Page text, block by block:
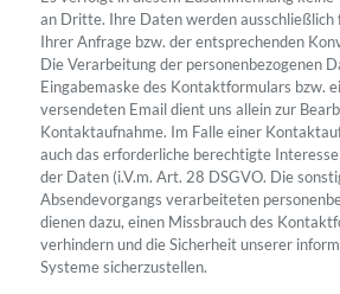
an Dritte. Ihre Daten werden ausschließlich
Ihrer Anfrage bzw. der entsprechenden
Die Verarbeitung der personenbezogenen
Eingabemaske des Kontaktformulars bzw.
versendeten Email dient uns allein zur
Kontaktaufnahme. Im Falle einer
auch das erforderliche berechtigte
der Daten (i.V.m. Art. 28 DSGVO. Die
Absendevorgangs verarbeiteten
dienen dazu, einen Missbrauch des
verhindern und die Sicherheit unserer
Systeme sicherzustellen.